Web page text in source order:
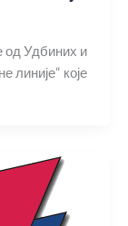
од Удбиних и
линије“ које